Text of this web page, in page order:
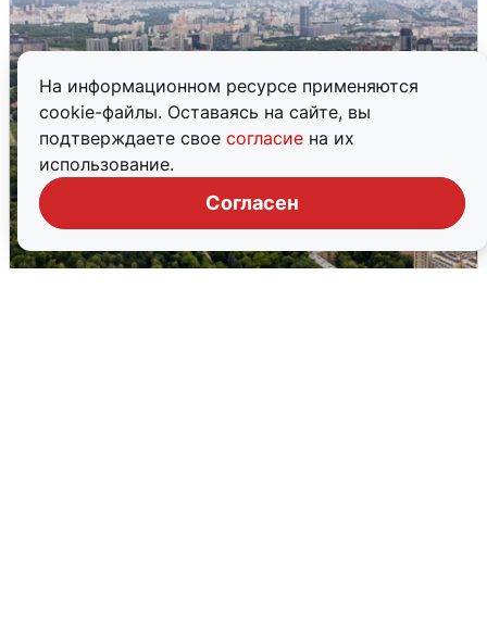
На информационном ресурсе применяются
cookie-файлы. Оставаясь на сайте, вы
подтверждаете свое согласие на их
использование.
Согласен